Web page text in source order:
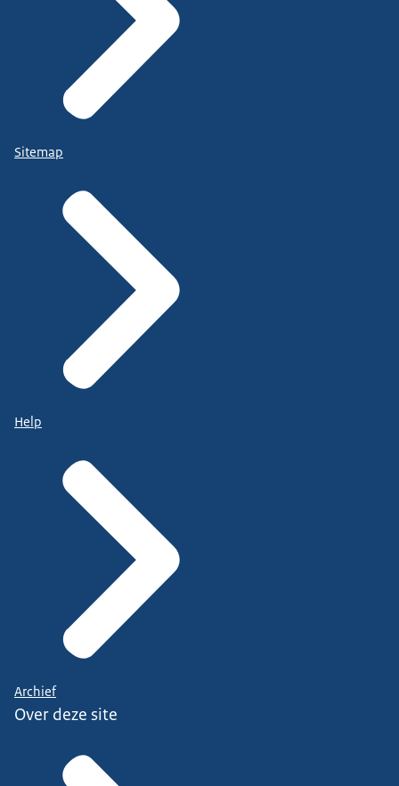
Sitemap
Help
Archief
Over deze site